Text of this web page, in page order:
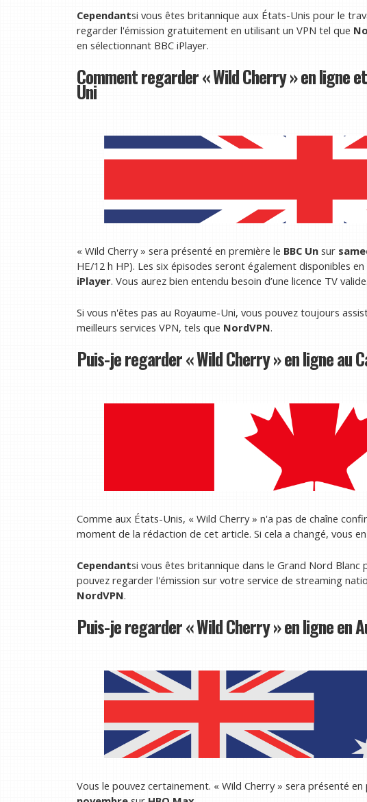
Cependantsi vous êtes britannique aux États-Unis pour le
regarder l'émission gratuitement en utilisant un VPN tel que
en sélectionnant BBC iPlayer.
Comment regarder « Wild Cherry » en ligne
Uni
« Wild Cherry » sera présenté en première le BBC Un sur
HE/12 h HP). Les six épisodes seront également disponibles
iPlayer. Vous aurez bien entendu besoin d’une licence TV valide.
Si vous n'êtes pas au Royaume-Uni, vous pouvez toujours
meilleurs services VPN, tels que NordVPN.
Puis-je regarder « Wild Cherry » en ligne au
Comme aux États-Unis, « Wild Cherry » n'a pas de chaîne
moment de la rédaction de cet article. Si cela a changé, vous
Cependantsi vous êtes britannique dans le Grand Nord Blanc
pouvez regarder l'émission sur votre service de streaming
NordVPN.
Puis-je regarder « Wild Cherry » en ligne en
Vous le pouvez certainement. « Wild Cherry » sera présenté